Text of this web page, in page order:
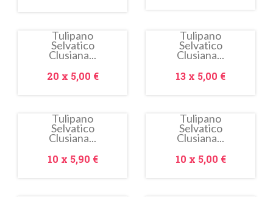
Tulipano
Selvatico
Clusiana...
Prezzo
20 x 5,00 €
Tulipano
Selvatico
Clusiana...
Prezzo
13 x 5,00 €
Tulipano
Selvatico
Clusiana...
Prezzo
10 x 5,90 €
Tulipano
Selvatico
Clusiana...
Prezzo
10 x 5,00 €